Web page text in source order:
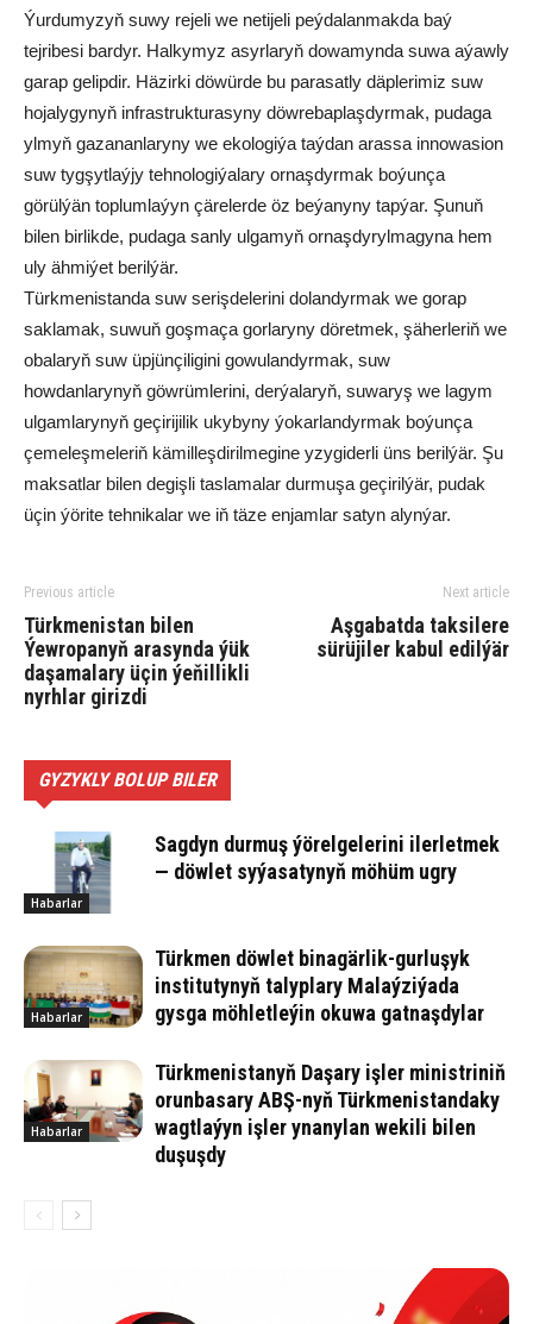
Ýurdumyzyň suwy rejeli we netijeli peýdalanmakda baý
tejribesi bardyr. Halkymyz asyrlaryň dowamynda suwa aýawly
garap gelipdir. Häzirki döwürde bu parasatly däplerimiz suw
hojalygynyň infrastrukturasyny döwrebaplaşdyrmak, pudaga
ylmyň gazananlaryny we ekologiýa taýdan arassa innowasion
suw tygşytlaýjy tehnologiýalary ornaşdyrmak boýunça
görülýän toplumlaýyn çärelerde öz beýanyny tapýar. Şunuň
bilen birlikde, pudaga sanly ulgamyň ornaşdyrylmagyna hem
uly ähmiýet berilýär.
Türkmenistanda suw serişdelerini dolandyrmak we gorap
saklamak, suwuň goşmaça gorlaryny döretmek, şäherleriň we
obalaryň suw üpjünçiligini gowulandyrmak, suw
howdanlarynyň göwrümlerini, derýalaryň, suwaryş we lagym
ulgamlarynyň geçirijilik ukybyny ýokarlandyrmak boýunça
çemeleşmeleriň kämilleşdirilmegine yzygiderli üns berilýär. Şu
maksatlar bilen degişli taslamalar durmuşa geçirilýär, pudak
üçin ýörite tehnikalar we iň täze enjamlar satyn alynýar.
Previous article
Türkmenistan bilen
Ýewropanyň arasynda ýük
daşamalary üçin ýeňillikli
nyrhlar girizdi
Next article
Aşgabatda taksilere
sürüjiler kabul edilýär
GYZYKLY BOLUP BILER
Habarlar
Sagdyn durmuş ýörelgelerini ilerletmek
— döwlet syýasatynyň möhüm ugry
Habarlar
Türkmen döwlet binagärlik-gurluşyk
institutynyň talyplary Malaýziýada
gysga möhletleýin okuwa gatnaşdylar
Habarlar
Türkmenistanyň Daşary işler ministriniň
orunbasary ABŞ-nyň Türkmenistandaky
wagtlaýyn işler ynanylan wekili bilen
duşuşdy